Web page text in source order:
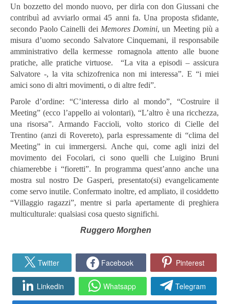
Un bozzetto del mondo nuovo, per dirla con don Giussani che
contribuì ad avviarlo ormai 45 anni fa. Una proposta sfidante,
secondo Paolo Cainelli dei Memores Domini, un Meeting più a
misura d’uomo secondo Salvatore Cinquemani, il responsabile
amministrativo della kermesse romagnola attento alle buone
pratiche, alle pratiche virtuose. “La vita a episodi – assicura
Salvatore -, la vita schizofrenica non mi interessa”. E “i miei
amici sono di altri movimenti, o di altre fedi”.
Parole d’ordine: “C’interessa dirlo al mondo”, “Costruire il
Meeting” (ecco l’appello ai volontari), “L’altro è una ricchezza,
una risorsa”. Armando Faccioli, volto storico di Cielle del
Trentino (anzi di Rovereto), parla espressamente di “clima del
Meeting” in cui immergersi. Anche qui, come agli inizi del
movimento dei Focolari, ci sono quelli che Luigino Bruni
chiamerebbe i “fioretti”. In programma quest’anno anche una
mostra sul nostro De Gasperi, presentato(si) evangelicamente
come servo inutile. Confermato inoltre, ed ampliato, il cosiddetto
“Villaggio ragazzi”, mentre si parla apertamente di preghiera
multiculturale: qualsiasi cosa questo significhi.
Ruggero Morghen
Twitter Facebook Pinterest
Linkedin Whatsapp Telegram